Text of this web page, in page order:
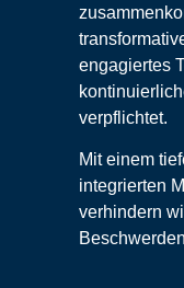
engagiertes
verpflichtet.
Mit einem
integrierten
verhindern